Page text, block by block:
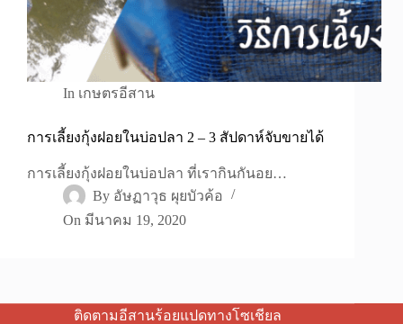
In เกษตรอีสาน
การเลี้ยงกุ้งฝอยในบ่อปลา 2 – 3 สัปดาห์จับขายได้
การเลี้ยงกุ้งฝอยในบ่อปลา ที่เรากินกันอย…
By อัษฏาวุธ ผุยบัวค้อ
On มีนาคม 19, 2020
ติดตามอีสานร้อยแปดทางโซเชียล